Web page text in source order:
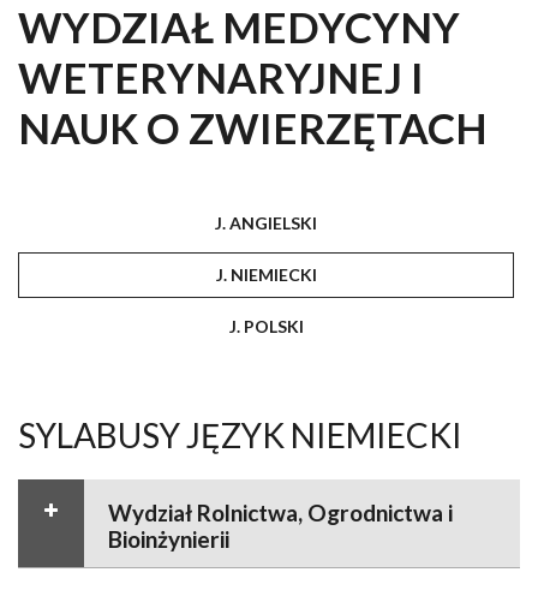
WYDZIAŁ MEDYCYNY
WETERYNARYJNEJ I
NAUK O ZWIERZĘTACH
J. ANGIELSKI
J. NIEMIECKI
J. POLSKI
SYLABUSY JĘZYK NIEMIECKI
Wydział Rolnictwa, Ogrodnictwa i
Bioinżynierii